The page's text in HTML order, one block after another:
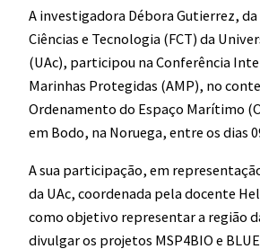
A investigadora Débora Gutierrez, da
Ciências e Tecnologia (FCT) da
(UAc), participou na Conferência
Marinhas Protegidas (AMP), no
Ordenamento do Espaço Marítimo
em Bodo, na Noruega, entre os dias
A sua participação, em
da UAc, coordenada pela docente
como objetivo representar a região
divulgar os projetos MSP4BIO e